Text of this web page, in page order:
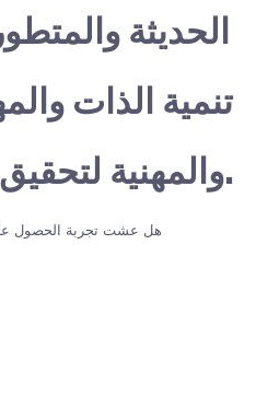
الحديثة
تنمية الذات
والمهنية لتحقيق النجاح المنشود.
هل عشت تجربة الحصول